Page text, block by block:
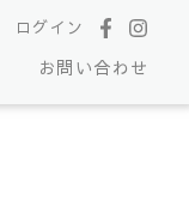
ログイン
お問い合わせ